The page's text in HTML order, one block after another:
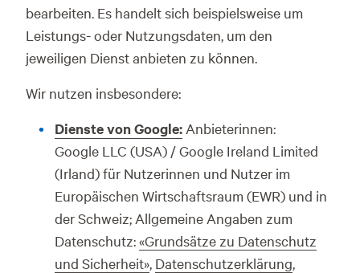
bearbeiten. Es handelt sich beispielsweise um
Leistungs- oder Nutzungsdaten, um den
jeweiligen Dienst anbieten zu können.
Wir nutzen insbesondere:
Dienste von Google: Anbieterinnen:
Google LLC (USA) / Google Ireland Limited
(Irland) für Nutzerinnen und Nutzer im
Europäischen Wirtschaftsraum (EWR) und in
der Schweiz; Allgemeine Angaben zum
Datenschutz:«Grundsätze zu Datenschutz
und Sicherheit», Datenschutzerklärung,